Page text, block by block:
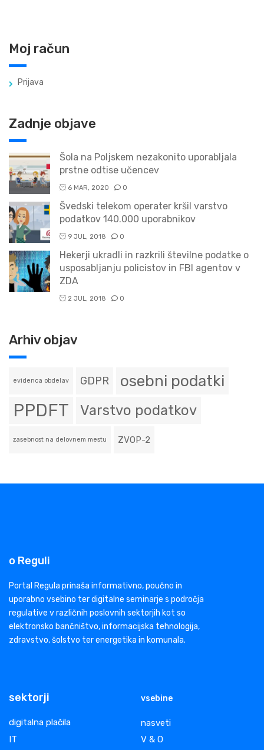
Moj račun
Prijava
Zadnje objave
Šola na Poljskem nezakonito uporabljala
prstne odtise učencev
6 MAR, 2020 0
Švedski telekom operater kršil varstvo
podatkov 140.000 uporabnikov
9 JUL, 2018 0
Hekerji ukradli in razkrili številne podatke o
usposabljanju policistov in FBI agentov v
ZDA
2 JUL, 2018 0
Arhiv objav
evidenca obdelav GDPR osebni podatki
PPDFT Varstvo podatkov
zasebnost na delovnem mestu ZVOP-2
o Reguli
Portal Regula prinaša informativno, poučno in
uporabno vsebino ter digitalne seminarje s področja
regulative v različnih poslovnih sektorjih kot so
elektronsko bančništvo, informacijska tehnologija,
zdravstvo, šolstvo ter energetika in komunala.
sektorji
digitalna plačila
IT
vsebine
nasveti
V & O